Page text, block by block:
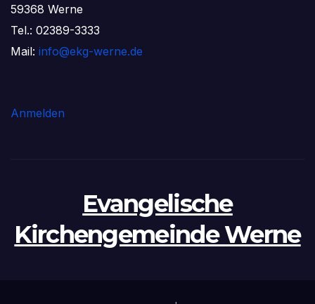
59368 Werne
Tel.: 02389-3333
Mail: info@ekg-werne.de
Anmelden
Evangelische
Kirchengemeinde Werne